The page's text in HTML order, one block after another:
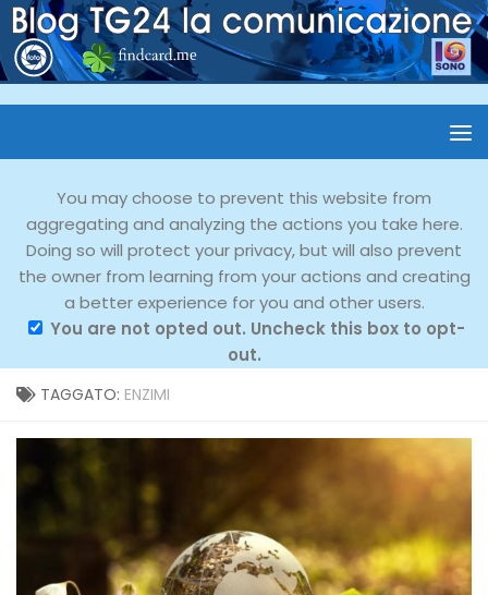
You may choose to prevent this website from
aggregating and analyzing the actions you take here.
Doing so will protect your privacy, but will also prevent
the owner from learning from your actions and creating
a better experience for you and other users.
You are not opted out. Uncheck this box to opt-
out.
TAGGATO: ENZIMI